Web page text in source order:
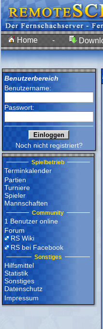
Home -
Benutzerbereich
Benutzername:
Passwort:
Noch nicht registriert?
Spielbetrieb
Terminkalender
Partien
Turniere
Spieler
Mannschaften
Community
1 Benutzer online
Forum
RS Wiki
RS bei Facebook
Sonstiges
Hilfsmittel
Statistik
Sonstiges
Datenschutz
Impressum